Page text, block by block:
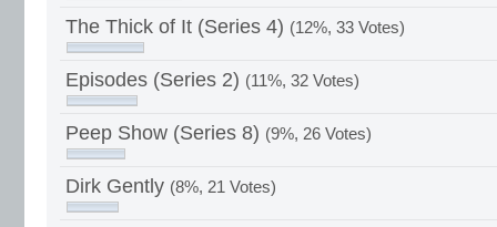
The Thick of It (Series 4) (12%, 33 Votes)
Episodes (Series 2) (11%, 32 Votes)
Peep Show (Series 8) (9%, 26 Votes)
Dirk Gently (8%, 21 Votes)